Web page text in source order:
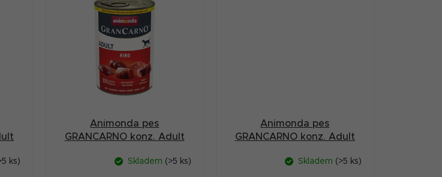
ks)
Animonda pes
GRANCARNO konz. Adult
Skladem (>5 ks)
Animonda pes
GRANCARNO konz. Adult
Skladem (>5 ks)